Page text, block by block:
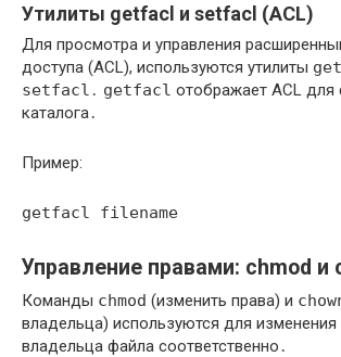
Утилиты getfacl и setfacl (ACL)
Для просмотра и управления
доступа (ACL), используются утилиты
setfacl ․ getfacl отображает ACL для
каталога․
Пример:
getfacl filename
Управление правами: chmod и
Команды chmod (изменить права) и
владельца) используются для изменения
владельца файла соответственно․